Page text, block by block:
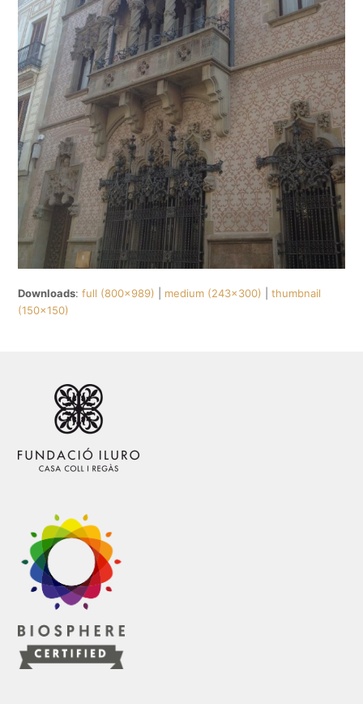
Downloads:full (800x989) medium (243x300) |thumbnail
(150x150)